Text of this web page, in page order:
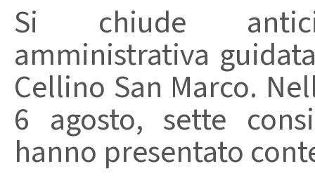
Si chiude
amministrativa
Cellino San Marco.
6 agosto, sette
hanno presentato